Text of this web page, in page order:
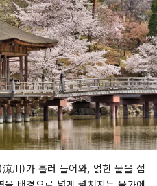
川)가 흘러 들어와, 얽힌 물을 접